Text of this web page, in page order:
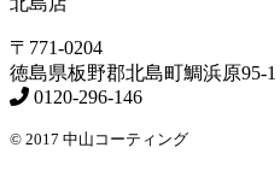
〒771-0204
徳島県板野郡北島町鯛浜原95-1
0120-296-146
© 2017 中山コーティング